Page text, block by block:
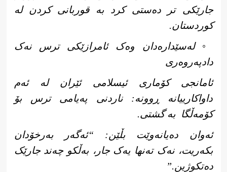
جارێکی تر دەستی کرد بە قوربانی کردن لە
کوردستان.
◦ لەسێدارەدان وەک ئامرازێکی ترس نەک
دادپەروەری
ئامانجی کۆماری ئیسلامی ئێران له‌ ئەم
داواکارییانە ڕوونە: ناردنی پەیامی ترس بۆ
کۆمەڵگا بە گشتی.
ئەوان دەیانەوێت بڵێن: “ئەگەر بەرخۆدان
بکەریت، نەک تەنها یەک جار، بەڵکو چەند جارێک
دەتکوژین.”